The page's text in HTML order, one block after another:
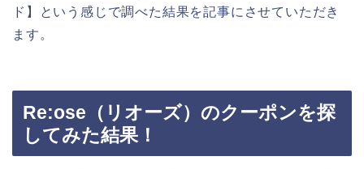
ド】という感じで調べた結果を記事にさせていただき
ます。
Re:ose（リオーズ）のクーポンを探
してみた結果！